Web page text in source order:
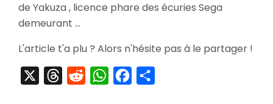
de Yakuza , licence phare des écuries Sega
demeurant …
L'article t'a plu ? Alors n'hésite pas à le partager !
ThreadsRedditWhatsAppFacebook